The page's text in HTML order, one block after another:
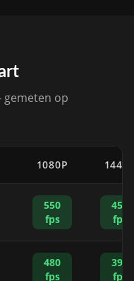
gemeten op
1080P
550
fps
450
fps
480
fps
390
fps